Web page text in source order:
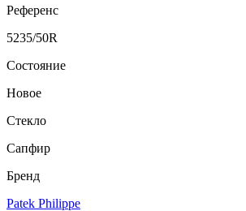
Референс
5235/50R
Состояние
Новое
Стекло
Сапфир
Бренд
Patek Philippe